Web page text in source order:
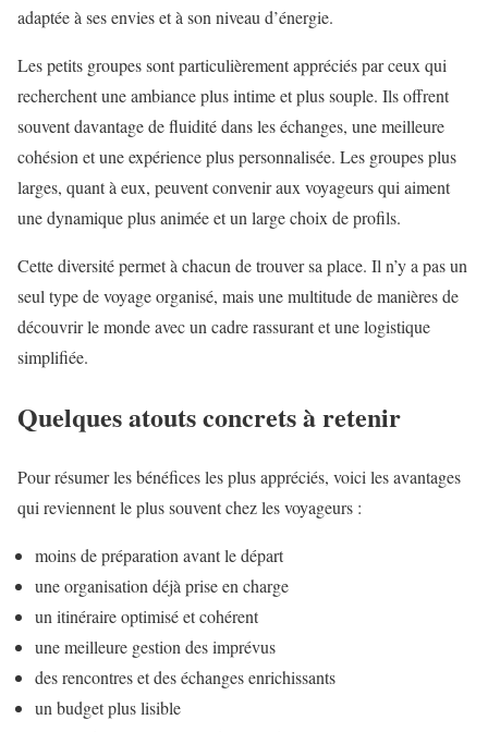
adaptée à ses envies et à son niveau d’énergie.
Les petits groupes sont particulièrement appréciés par ceux qui
recherchent une ambiance plus intime et plus souple. Ils offrent
souvent davantage de fluidité dans les échanges, une meilleure
cohésion et une expérience plus personnalisée. Les groupes plus
larges, quant à eux, peuvent convenir aux voyageurs qui aiment
une dynamique plus animée et un large choix de profils.
Cette diversité permet à chacun de trouver sa place. Il n’y a pas un
seul type de voyage organisé, mais une multitude de manières de
découvrir le monde avec un cadre rassurant et une logistique
simplifiée.
Quelques atouts concrets à retenir
Pour résumer les bénéfices les plus appréciés, voici les avantages
qui reviennent le plus souvent chez les voyageurs :
moins de préparation avant le départ
une organisation déjà prise en charge
un itinéraire optimisé et cohérent
une meilleure gestion des imprévus
des rencontres et des échanges enrichissants
un budget plus lisible